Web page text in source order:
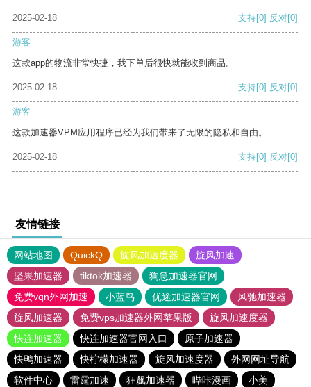
2025-02-18 支持[0] 反对[0]
游客
这款app的物流非常快捷，我下单后很快就能收到商品。
2025-02-18 支持[0] 反对[0]
游客
这款加速器VPM应用程序已经为我们带来了无限的隐私和自由。
2025-02-18 支持[0] 反对[0]
友情链接
网站地图 QuickQ 旋风加速度器
旋风加速
坚果加速器
tiktok加速器
狗急加速器官网
免费vqn外网加速
小蓝鸟 优途加速器官网
风驰加速器
旋风加速器
免费vps加速器外网苹果版
旋风加速度器
快连加速器
快连加速器官网入口
原子加速器
快鸭加速器
快柠檬加速器 旋风加速度器
外网网址导航
软件中心
雷霆加速 狂飙加速器 哔咔漫画 小美